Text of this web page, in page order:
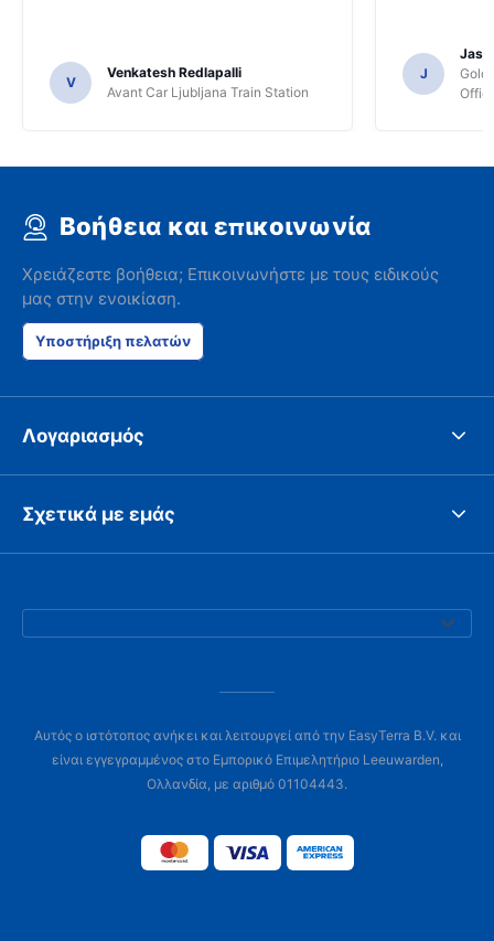
V
Venkatesh Redlapalli
Avant Car Ljubljana Train Station
J
Βοήθεια και επικοινωνία
Χρειάζεστε βοήθεια; Επικοινωνήστε με τους ειδικούς
μας στην ενοικίαση.
Υποστήριξη πελατών
Λογαριασμός
Σχετικά με εμάς
Αυτός ο ιστότοπος ανήκει και λειτουργεί από την EasyTerra B.V. και
είναι εγγεγραμμένος στο Εμπορικό Επιμελητήριο Leeuwarden,
Ολλανδία, με αριθμό 01104443.